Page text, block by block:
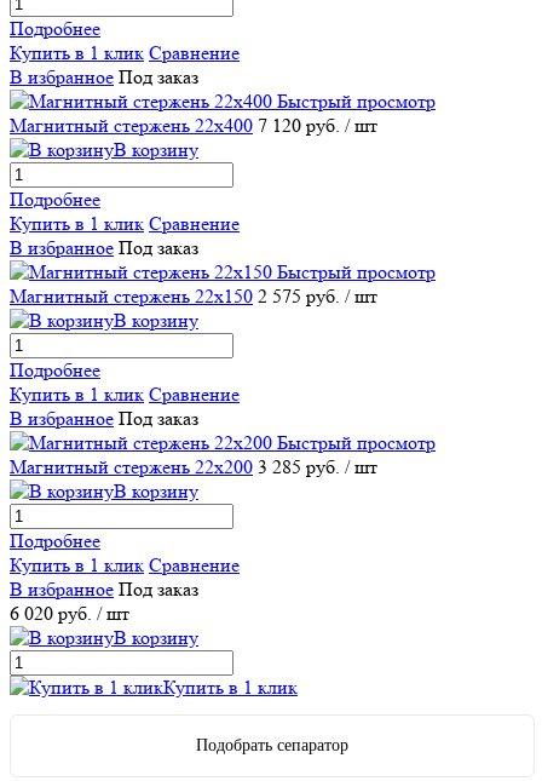
Подробнее
Купить в 1 клик Сравнение
В избранное Под заказ
Быстрый просмотр
Магнитный стержень 22х400 7 120 руб. / шт
В корзину
Подробнее
Купить в 1 клик Сравнение
В избранное Под заказ
Быстрый просмотр
Магнитный стержень 22х150 2 575 руб. / шт
В корзину
Подробнее
Купить в 1 клик Сравнение
В избранное Под заказ
Быстрый просмотр
Магнитный стержень 22х200 3 285 руб. / шт
В корзину
Подробнее
Купить в 1 клик Сравнение
В избранное Под заказ
6 020 руб. / шт
В корзину
Купить в 1 клик
Подобрать сепаратор